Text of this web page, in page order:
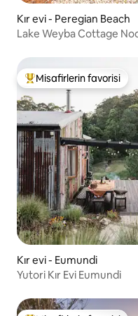
Kır evi - Peregian Beach
Lake Weyba Cottage
Misafirlerin
Misafirlerin favorisi
Kır evi - Eumundi
Yutori Kır Evi Eumundi